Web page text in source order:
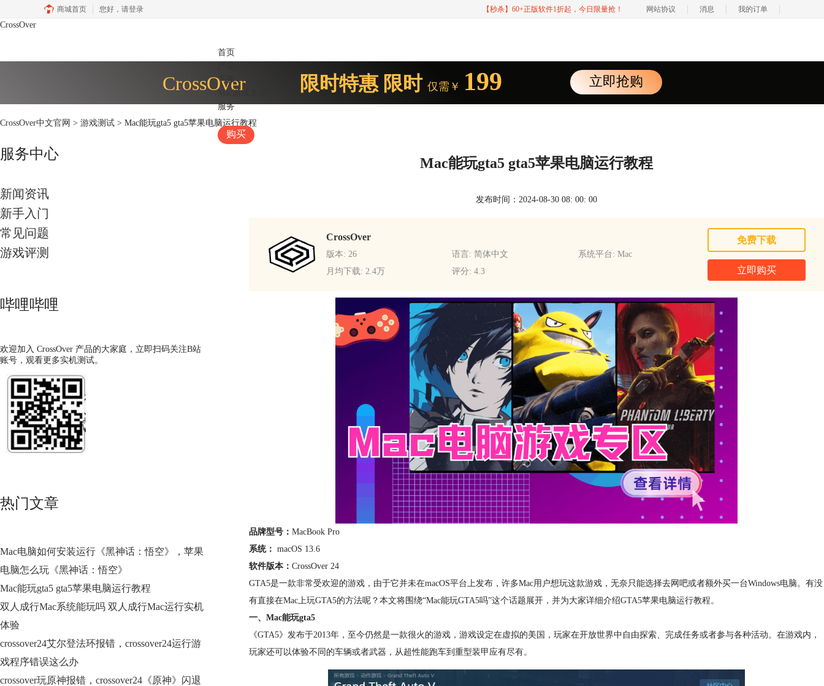
商城首页 您好， 请登录 【秒杀】60+正版软件1折起，今日限量抢！ 网站协议 消息 我的订单
CrossOver
首页
下载
Mac游戏大全
服务
购买
CrossOver 限时特惠 限时 仅需￥ 199 立即抢购
CrossOver中文官网 > 游戏测试 > Mac能玩gta5 gta5苹果电脑运行教程
服务中心
新闻资讯
新手入门
常见问题
游戏评测
哔哩哔哩
欢迎加入 CrossOver 产品的大家庭，立即扫码关注B站
账号，观看更多实机测试。
热门文章
Mac电脑如何安装运行《黑神话：悟空》，苹果
电脑怎么玩《黑神话：悟空》
Mac能玩gta5 gta5苹果电脑运行教程
双人成行Mac系统能玩吗 双人成行Mac运行实机
体验
crossover24艾尔登法环报错，crossover24运行游
戏程序错误这么办
crossover玩原神报错，crossover24《原神》闪退
Mac能玩gta5 gta5苹果电脑运行教程
发布时间：2024-08-30 08: 00: 00
CrossOver
版本: 26 语言: 简体中文
系统平台: Mac
月均下载: 2.4万
评分: 4.3
免费下载
立即购买
品牌型号： MacBook Pro
系统： macOS 13.6
软件版本： CrossOver 24
GTA5是一款非常受欢迎的游戏，由于它并未在macOS平台上发布，许多Mac用户想玩这款游戏，无奈只能选择去网吧或者额外买一台Windows电脑。有没
有直接在Mac上玩GTA5的方法呢？本文将围绕“Mac能玩GTA5吗”这个话题展开，并为大家详细介绍GTA5苹果电脑运行教程。
一、Mac能玩gta5
《GTA5》发布于2013年，至今仍然是一款很火的游戏，游戏设定在虚拟的美国，玩家在开放世界中自由探索、完成任务或者参与各种活动。在游戏内，
玩家还可以体验不同的车辆或者武器，从超性能跑车到重型装甲应有尽有。